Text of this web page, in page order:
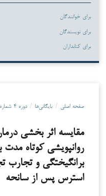
برای خوانندگان
برای نویسندگان
برای کتابداران
صفحه اصلی / بایگانی‌ها / دوره ۴ شماره ۱ (۱۴۰۴)
مقایسه اثر بخشی
روانپویشی کوتاه مدت
برانگیختگی و تجارب
استرس پس از سانحه